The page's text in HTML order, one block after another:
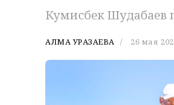
Кумисбек Шудабаев
АЛМА УРАЗАЕВА 26 мая